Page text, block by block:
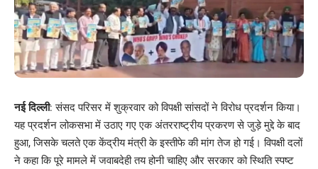
नई दिल्ली: संसद परिसर में शुक्रवार को विपक्षी सांसदों ने विरोध प्रदर्शन किया।
यह प्रदर्शन लोकसभा में उठाए गए एक अंतरराष्ट्रीय प्रकरण से जुड़े मुद्दे के बाद
हुआ, जिसके चलते एक केंद्रीय मंत्री के इस्तीफे की मांग तेज हो गई। विपक्षी दलों
ने कहा कि पूरे मामले में जवाबदेही तय होनी चाहिए और सरकार को स्थिति स्पष्ट